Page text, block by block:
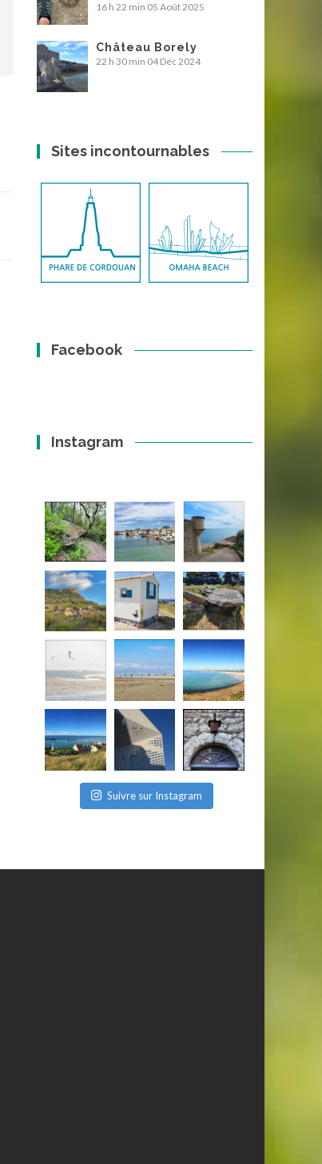
16 h 22 min 05 Août 2025
Château Borely
22 h 30 min 04 Déc 2024
Sites incontournables
Facebook
Instagram
Suivre sur Instagram